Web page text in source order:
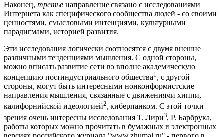
Наконец, третье направление связано с исследованиями
Интернета как специфического сообщества людей - со своими
ценностями, смысловыми интенциями, культурными
парадигмами, историей развития.
Эти исследования логически соотносятся с двумя внешне
различными тенденциями мышления. С одной стороны,
можно вписать развитие сети во вполне академическую
концепцию постиндустриального общества1, с другой
стороны, могут быть интересными нонконформистские
направления мышления, связанные с движениями хиппи,
калифорнийской идеологией2, киберпанком. С этой точки
зрения очень интересны исследования Т. Лири3, Р. Барбрука,
работы которых можно прочитать в бумажных и электронных
версиях российского журнала "www.zhumal.ru" - первого в